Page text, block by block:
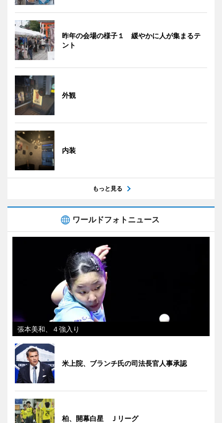
昨年の会場の様子１ 緩やかに人が集まるテ
ント
外観
内装
もっと見る
ワールドフォトニュース
張本美和、４強入り
米上院、ブランチ氏の司法長官人事承認
柏、開幕白星 Ｊリーグ